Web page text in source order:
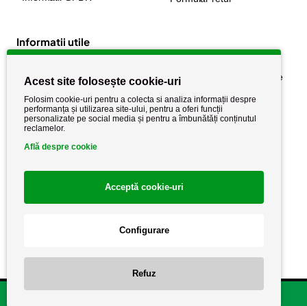
Informatii utile
Despre noi
Stiri si noutati
Politica de cookie
Politica de confidențialitate
Politica de retur
Termeni si conditii
Acest site folosește cookie-uri
Folosim cookie-uri pentru a colecta si analiza informații despre
performanța și utilizarea site-ului, pentru a oferi funcții
personalizate pe social media și pentru a îmbunătăți conținutul
reclamelor.
Află despre cookie
Acceptă cookie-uri
Configurare
Refuz